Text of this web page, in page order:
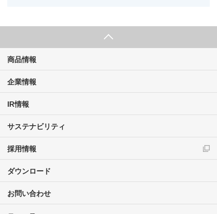
商品情報
企業情報
IR情報
サステナビリティ
採用情報
ダウンロード
お問い合わせ